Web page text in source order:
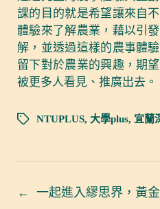
課的目的就是希望讓來自
體驗來了解農業，藉以引
解，並透過這樣的農事體
留下對於農業的興趣，期
被更多人看見、推廣出去。
NTUPLUS, 大學plus, 宜蘭
←
一起進入繆思界，黃